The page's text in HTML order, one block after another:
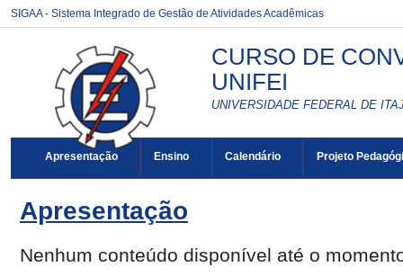
SIGAA - Sistema Integrado de Gestão de Atividades Acadêmicas
CURSO DE
UNIFEI
UNIVERSIDADE FEDERAL DE
Apresentação Ensino Calendário Projeto
Apresentação
Nenhum conteúdo disponível até o